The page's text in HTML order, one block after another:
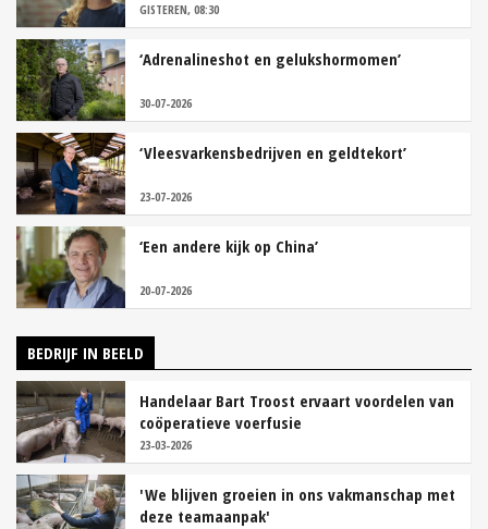
GISTEREN, 08:30
‘Adrenalineshot en gelukshormomen’
30-07-2026
‘Vleesvarkensbedrijven en geldtekort’
23-07-2026
‘Een andere kijk op China’
20-07-2026
BEDRIJF IN BEELD
Handelaar Bart Troost ervaart voordelen van
coöperatieve voerfusie
23-03-2026
'We blijven groeien in ons vakmanschap met
deze teamaanpak'